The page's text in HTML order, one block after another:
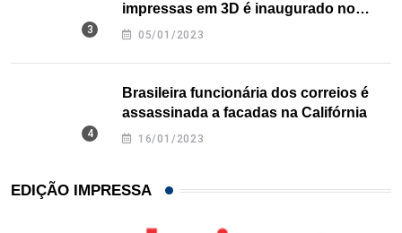
impressas em 3D é inaugurado no
Texas
05/01/2023
Brasileira funcionária dos correios é
assassinada a facadas na Califórnia
16/01/2023
EDIÇÃO IMPRESSA